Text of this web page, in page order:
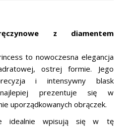
z diamentem
to nowoczesna elegancja
ostrej formie. Jego
i intensywny blask
prezentuje się w
uporządkowanych obrączek.
idealnie wpisują się w tę